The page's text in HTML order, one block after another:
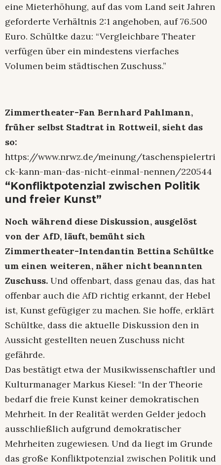
eine Mieterhöhung, auf das vom Land seit Jahren
geforderte Verhältnis 2:1 angehoben, auf 76.500
Euro. Schültke dazu: “Vergleichbare Theater
verfügen über ein mindestens vierfaches
Volumen beim städtischen Zuschuss.”
Zimmertheater-Fan Bernhard Pahlmann,
früher selbst Stadtrat in Rottweil, sieht das
so:
https://www.nrwz.de/meinung/taschenspielertri
ck-kann-man-das-nicht-einmal-nennen/220544
“Konfliktpotenzial zwischen Politik
und freier Kunst”
Noch während diese Diskussion, ausgelöst
von der AfD, läuft, bemüht sich
Zimmertheater-Intendantin Bettina Schültke
um einen weiteren, näher nicht beannnten
Zuschuss. Und offenbart, dass genau das, das hat
offenbar auch die AfD richtig erkannt, der Hebel
ist, Kunst gefügiger zu machen. Sie hoffe, erklärt
Schültke, dass die aktuelle Diskussion den in
Aussicht gestellten neuen Zuschuss nicht
gefährde.
Das bestätigt etwa der Musikwissenschaftler und
Kulturmanager Markus Kiesel: “In der Theorie
bedarf die freie Kunst keiner demokratischen
Mehrheit. In der Realität werden Gelder jedoch
ausschließlich aufgrund demokratischer
Mehrheiten zugewiesen. Und da liegt im Grunde
das große Konfliktpotenzial zwischen Politik und